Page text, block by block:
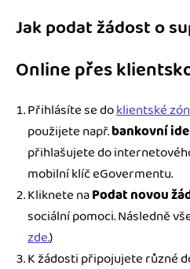
Jak podat žádost o
Online přes
Přihlásíte se doklientské
použijete např.bankovní
přihlašujete do
mobilní klíč eGovermentu.
Kliknete naPodat novou
sociální pomoci. Následně
zde.)
K žádosti připojujete různé